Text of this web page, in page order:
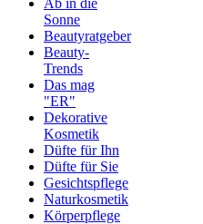
Sonne
Beautyratgeber
Beauty-
Trends
Das mag
"ER"
Dekorative
Kosmetik
Düfte für Ihn
Düfte für Sie
Gesichtspflege
Naturkosmetik
Körperpflege